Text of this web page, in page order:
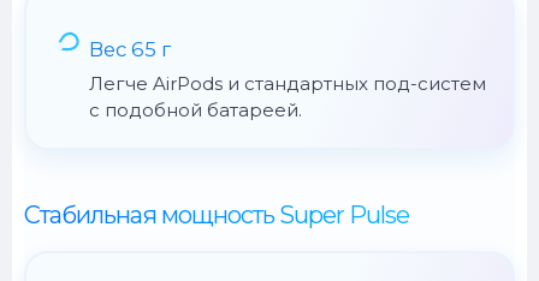
Вес 65 г
Легче AirPods и стандартных под-систем
с подобной батареей.
Стабильная мощность Super Pulse